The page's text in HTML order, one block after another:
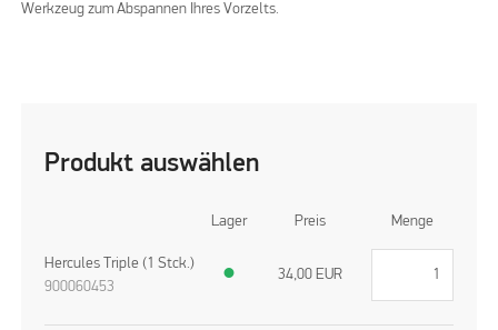
Werkzeug zum Abspannen Ihres Vorzelts.
Produkt auswählen
Lager Preis Menge
Hercules Triple (1 Stck.)
900060453
● 34,00 EUR